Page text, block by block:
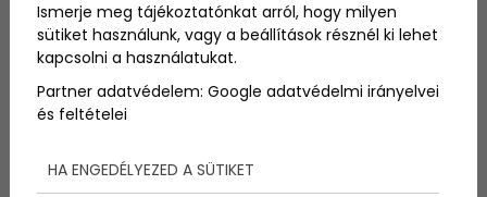
egész nap ülnek a tévé előtt. Pár éve gyakran
felhúztam magam, amikor arra mentem haza a
munkából, hogy a feleségem nem végzett el valamit
napközben. Többször is abba a bűnbe estem, hogy
arra gondoltam: klassz lehet egész nap a tévét
Ismerje meg tájékoztatónkat arról, hogy milyen
sütiket használunk, vagy a beállítások résznél ki lehet
kapcsolni a használatukat.
Partner adatvédelem: Google adatvédelmi irányelvei
és feltételei
HA ENGEDÉLYEZED A SÜTIKET